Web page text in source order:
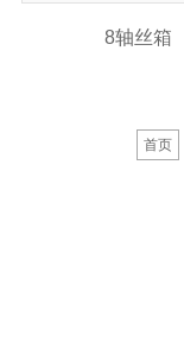
8轴丝箱
首页